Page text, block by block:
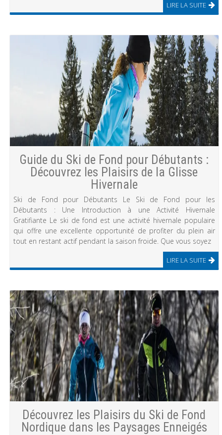
LIRE LA SUITE
Guide du Ski de Fond pour Débutants :
Découvrez les Plaisirs de la Glisse
Hivernale
Ski de Fond pour Débutants Le Ski de Fond pour les
Débutants : Une Introduction à une Activité Hivernale
Gratifiante Le ski de fond est une activité hivernale populaire
qui offre une excellente opportunité de profiter du plein air
tout en restant actif pendant la saison froide. Que vous soyez
LIRE LA SUITE
Découvrez les Plaisirs du Ski de Fond
Nordique dans les Paysages Enneigés